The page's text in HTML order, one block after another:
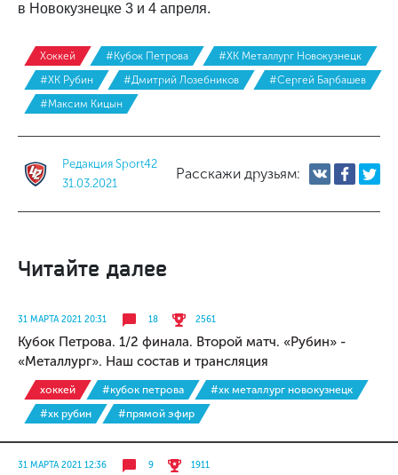
в Новокузнецке 3 и 4 апреля.
Хоккей #Кубок Петрова
#ХК Металлург Новокузнецк
#ХК Рубин
#Дмитрий Лозебников
#Сергей Барбашев
#Максим Кицын
Редакция Sport42
31.03.2021
Расскажи друзьям:
Читайте далее
31 МАРТА 2021 20:31 18 2561
Кубок Петрова. 1/2 финала. Второй матч. «Рубин» -
«Металлург». Наш состав и трансляция
хоккей #кубок петрова
#хк металлург новокузнецк
#хк рубин
#прямой эфир
31 МАРТА 2021 12:36 9 1911